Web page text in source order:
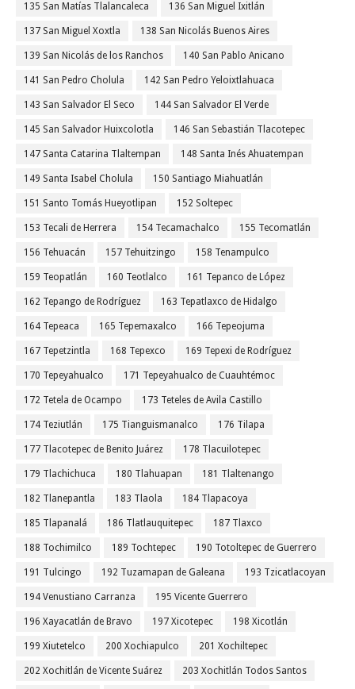
135 San Matías Tlalancaleca 136 San Miguel Ixitlán
137 San Miguel Xoxtla 138 San Nicolás Buenos Aires
139 San Nicolás de los Ranchos 140 San Pablo Anicano
141 San Pedro Cholula 142 San Pedro Yeloixtlahuaca
143 San Salvador El Seco 144 San Salvador El Verde
145 San Salvador Huixcolotla 146 San Sebastián Tlacotepec
147 Santa Catarina Tlaltempan 148 Santa Inés Ahuatempan
149 Santa Isabel Cholula 150 Santiago Miahuatlán
151 Santo Tomás Hueyotlipan 152 Soltepec
153 Tecali de Herrera 154 Tecamachalco 155 Tecomatlán
156 Tehuacán 157 Tehuitzingo 158 Tenampulco
159 Teopatlán 160 Teotlalco 161 Tepanco de López
162 Tepango de Rodríguez 163 Tepatlaxco de Hidalgo
164 Tepeaca 165 Tepemaxalco 166 Tepeojuma
167 Tepetzintla 168 Tepexco 169 Tepexi de Rodríguez
170 Tepeyahualco 171 Tepeyahualco de Cuauhtémoc
172 Tetela de Ocampo 173 Teteles de Avila Castillo
174 Teziutlán 175 Tianguismanalco 176 Tilapa
177 Tlacotepec de Benito Juárez 178 Tlacuilotepec
179 Tlachichuca 180 Tlahuapan 181 Tlaltenango
182 Tlanepantla 183 Tlaola 184 Tlapacoya
185 Tlapanalá 186 Tlatlauquitepec 187 Tlaxco
188 Tochimilco 189 Tochtepec 190 Totoltepec de Guerrero
191 Tulcingo 192 Tuzamapan de Galeana 193 Tzicatlacoyan
194 Venustiano Carranza 195 Vicente Guerrero
196 Xayacatlán de Bravo 197 Xicotepec 198 Xicotlán
199 Xiutetelco 200 Xochiapulco 201 Xochiltepec
202 Xochitlán de Vicente Suárez 203 Xochitlán Todos Santos